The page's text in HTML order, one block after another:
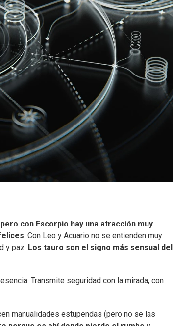
con Escorpio hay una atracción muy
. Con Leo y Acuario no se entienden muy
y paz. Los tauro son el signo más sensual del
Transmite seguridad con la mirada, con
manualidades estupendas (pero no se las